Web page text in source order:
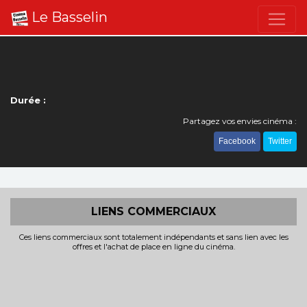
Le Basselin
Durée :
Partagez vos envies cinéma :
Facebook Twitter
LIENS COMMERCIAUX
Ces liens commerciaux sont totalement indépendants et sans lien avec les
offres et l'achat de place en ligne du cinéma.